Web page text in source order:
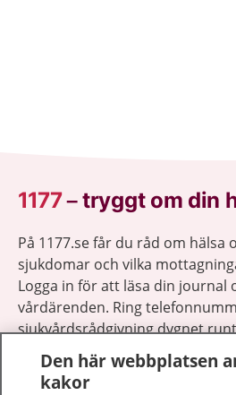
1177–tryggt om din
På 1177.se får du råd om
sjukdomar och vilka
Logga in för att läsa din journal
vårdärenden. Ring
sjukvårdsrådgivning dygnet
1177 ger dig råd när du vill må
Den här webbplatsen
kakor